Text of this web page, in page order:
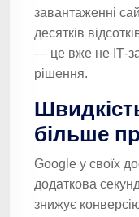
завантаженні
десятків
— це вже не ІТ-
рішення.
більше
Google у своїх
додаткова
знижує